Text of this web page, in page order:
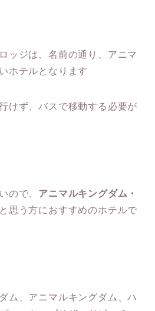
ッジは、名前の通り、アニマ
ホテルとなります
けず、バスで移動する必要が
ので、 アニマルキングダム・
と思う方におすすめのホテルで
ム、アニマルキングダム、ハ